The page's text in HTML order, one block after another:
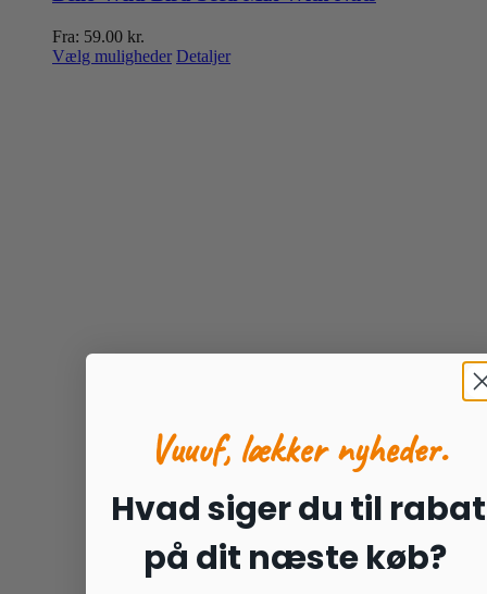
Fra: 59.00 kr.
Vælg muligheder Dette
Detaljer
Vuuuf, lækker nyheder.
Hvad siger du til rabat
på dit næste køb?